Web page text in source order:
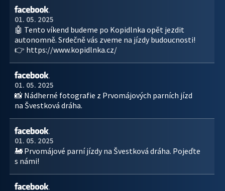
01. 05. 2025
🤖 Tento víkend budeme po Kopidlnka opět jezdit
autonomně. Srdečně vás zveme na jízdy budoucnosti!
👉 https://www.kopidlnka.cz/
01. 05. 2025
📸 Nádherné fotografie z Prvomájových parních jízd
na Švestková dráha.
01. 05. 2025
🚂 Prvomájové parní jízdy na Švestková dráha. Pojeďte
s námi!